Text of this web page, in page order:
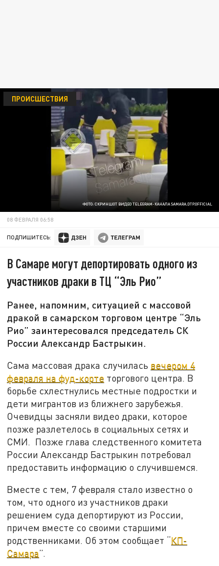
ФОТО: СКРИНШОТ ВИДЕО TELEGRAM-КАНАЛА SAMARA.DTP.OFFICIAL
ПРОИСШЕСТВИЯ
08 ФЕВРАЛЯ 06:58
ПОДПИШИТЕСЬ:
В Самаре могут депортировать одного из
участников драки в ТЦ “Эль Рио”
Ранее, напомним, ситуацией с массовой
дракой в самарском торговом центре “Эль
Рио” заинтересовался председатель СК
России Александр Бастрыкин.
Сама массовая драка случилась вечером 4
февраля на фуд-корте торгового центра. В
борьбе схлестнулись местные подростки и
дети мигрантов из ближнего зарубежья.
Очевидцы засняли видео драки, которое
позже разлетелось в социальных сетях и
СМИ. Позже глава следственного комитета
России Александр Бастрыкин потребовал
предоставить информацию о случившемся.
Вместе с тем, 7 февраля стало известно о
том, что одного из участников драки
решением суда депортируют из России,
причем вместе со своими старшими
родственниками. Об этом сообщает “КП-
Самара”.